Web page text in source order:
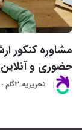
مشاوره کنکور
حضوری و
تحريريه 3گام